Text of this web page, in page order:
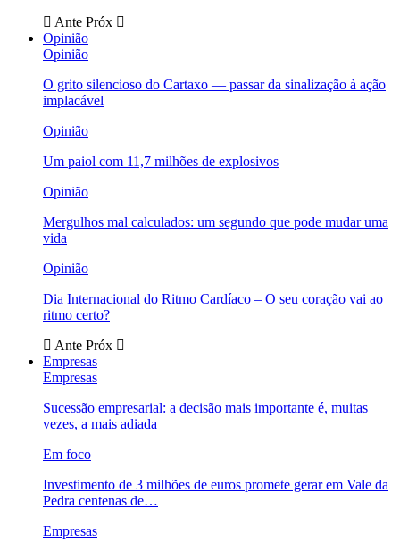
Ante Próx
Opinião
Opinião
O grito silencioso do Cartaxo — passar da sinalização à ação
implacável
Opinião
Um paiol com 11,7 milhões de explosivos
Opinião
Mergulhos mal calculados: um segundo que pode mudar uma
vida
Opinião
Dia Internacional do Ritmo Cardíaco – O seu coração vai ao
ritmo certo?
Ante Próx
Empresas
Empresas
Sucessão empresarial: a decisão mais importante é, muitas
vezes, a mais adiada
Em foco
Investimento de 3 milhões de euros promete gerar em Vale da
Pedra centenas de…
Empresas